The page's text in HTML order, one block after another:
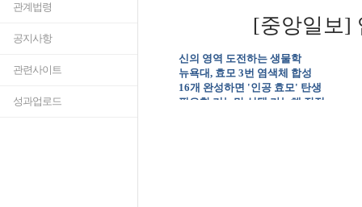
관계법령
공지사항
관련사이트
성과업로드
[중앙일보]
신의 영역 도전하는 생물학
뉴욕대, 효모 3번 염색체 합성
16개 완성하면 '인공 효모' 탄생
필요한 기능만 선택 가능해 장점